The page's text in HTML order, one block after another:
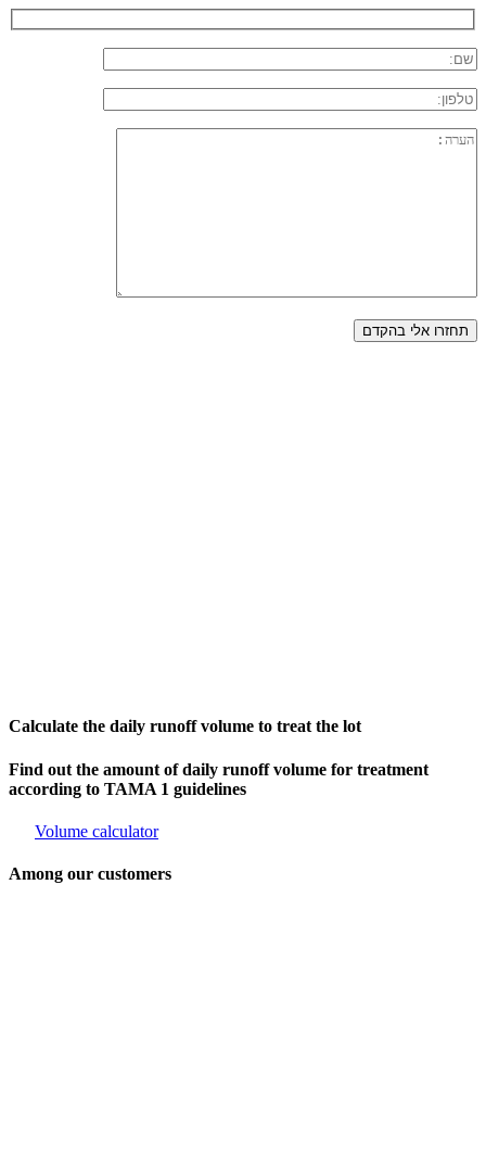
Calculate the daily runoff volume to treat the lot
Find out the amount of daily runoff volume for treatment
according to TAMA 1 guidelines
Volume calculator
Among our customers